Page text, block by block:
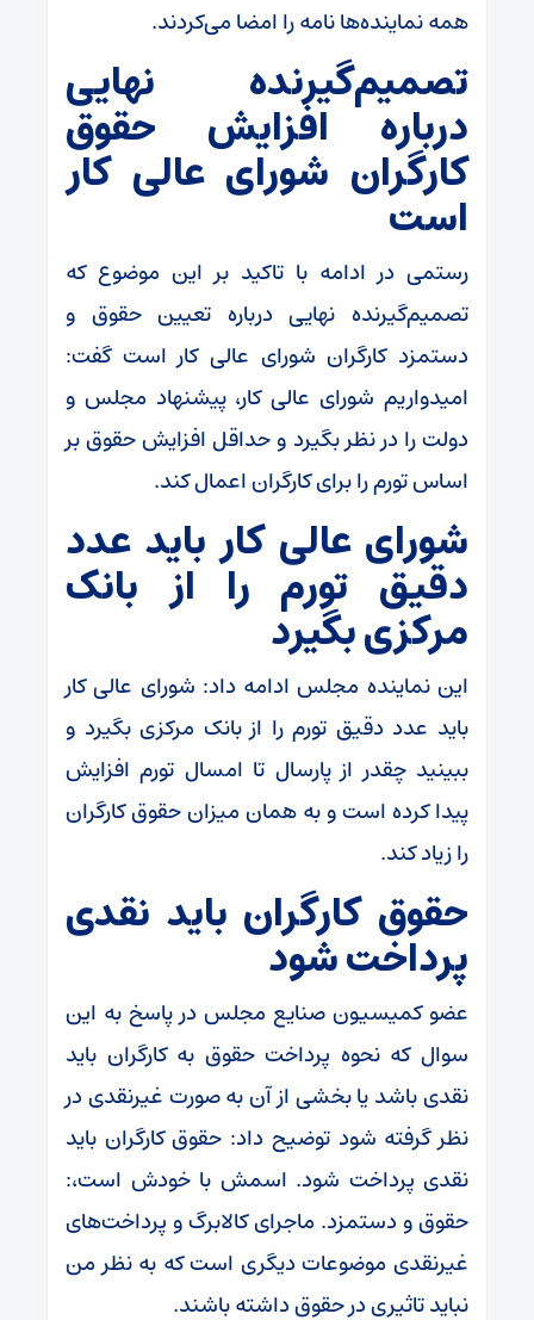
همه نماینده‌ها نامه را امضا می‌کردند.
تصمیم‌گیرنده نهایی
درباره افزایش حقوق
کارگران شورای عالی کار
است
رستمی در ادامه با تاکید بر این موضوع که
تصمیم‌گیرنده نهایی درباره تعیین حقوق و
دستمزد کارگران شورای عالی کار است گفت:
امیدواریم شورای عالی کار، پیشنهاد مجلس و
دولت را در نظر بگیرد و حداقل افزایش حقوق بر
اساس تورم را برای کارگران اعمال کند.
شورای عالی کار باید عدد
دقیق تورم را از بانک
مرکزی بگیرد
این نماینده مجلس ادامه داد: شورای عالی کار
باید عدد دقیق تورم را از بانک مرکزی بگیرد و
ببینید چقدر از پارسال تا امسال تورم افزایش
پیدا کرده است و به همان میزان حقوق کارگران
را زیاد کند.
حقوق کارگران باید نقدی
پرداخت شود
عضو کمیسیون صنایع مجلس در پاسخ به این
سوال که نحوه پرداخت حقوق به کارگران باید
نقدی باشد یا بخشی از آن به صورت غیرنقدی در
نظر گرفته شود توضیح داد: حقوق کارگران باید
نقدی پرداخت شود. اسمش با خودش است،:
حقوق و دستمزد. ماجرای کالابرگ و پرداخت‌های
غیرنقدی موضوعات دیگری است که به نظر من
نباید تاثیری در حقوق داشته باشند.